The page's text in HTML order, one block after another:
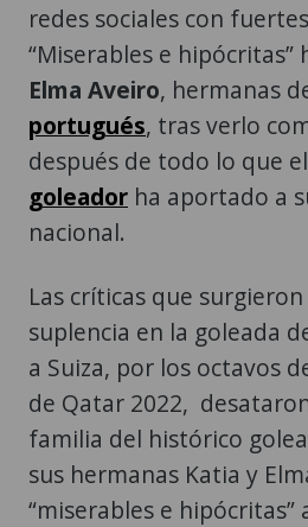
redes sociales con
“Miserables e hipócritas”
Elma Aveiro, hermanas
portugués, tras verlo
después de todo lo que el
goleador ha aportado a
nacional.
Las críticas que
suplencia en la goleada
a Suiza, por los octavos
de Qatar 2022,
familia del histórico
sus hermanas Katia y
“miserables e hipócritas”